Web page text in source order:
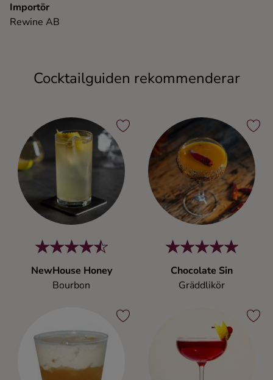
Importör
Rewine AB
Cocktailguiden rekommenderar
NewHouse Honey
Bourbon
Chocolate Sin
Gräddlikör